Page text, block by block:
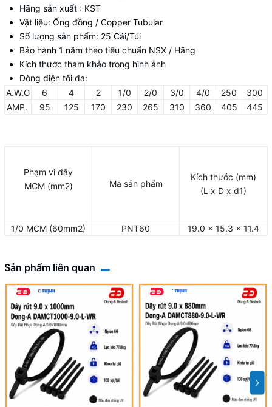
Hãng sản xuất : KST
Vật liệu: Ống đồng / Copper Tubular
Số lượng sản phẩm: 25 Cái/Túi
Bảo hành 1 năm theo tiêu chuẩn NSX / Hãng
Kích thước tham khảo trong hình ảnh
Dòng điện tối đa:
A.W.G
6 4 2 1/0 2/0 3/0 4/0 250
300
AMP.
95 125 170 230 265 310 360 405 445
Phạm vi dây
MCM (mm2)
Mã sản phẩm
Kích thước (mm)
(L x D x d1)
1/0 MCM (60mm2) PNT60 19.0 x 15.3 x 11.4
Sản phẩm liên quan